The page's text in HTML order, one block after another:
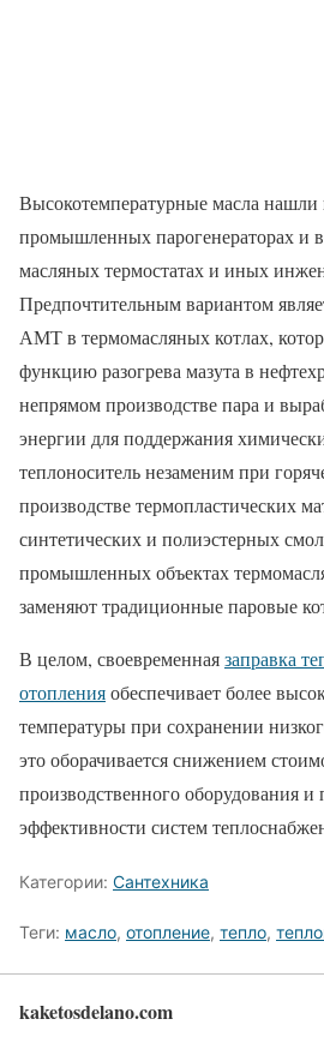
Высокотемпературные масла
промышленных парогенераторах и
масляных термостатах и иных
Предпочтительным вариантом
АМТ в термомасляных котлах,
функцию разогрева мазута в
непрямом производстве пара и
энергии для поддержания
теплоноситель незаменим при
производстве термопластических
синтетических и полиэстерных
промышленных объектах
заменяют традиционные паровые
В целом, своевременнаязаправка
отопленияобеспечивает более
температуры при сохранении
это оборачивается снижением
производственного оборудования
эффективности систем
Категории: Сантехника
Теги: масло, отопление, тепло,
kaketosdelano.com